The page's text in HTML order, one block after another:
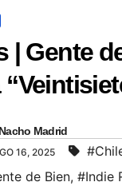
| Gente
Nacho Madrid
16, 2025
de Bien, #Indie